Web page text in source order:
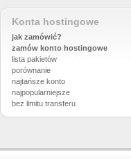
Konta hostingowe
jak zamówić?
zamów konto hostingowe
lista pakietów
porównanie
najtańsze konto
najpopularniejsze
bez limitu transferu